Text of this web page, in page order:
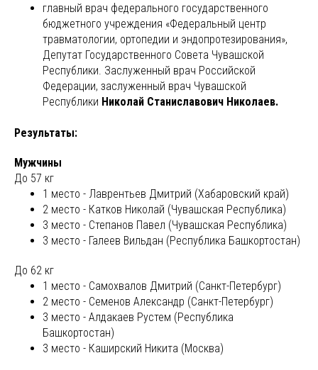
главный врач федерального государственного
бюджетного учреждения «Федеральный центр
травматологии, ортопедии и эндопротезирования»,
Депутат Государственного Совета Чувашской
Республики. Заслуженный врач Российской
Федерации, заслуженный врач Чувашской
Республики Николай Станиславович Николаев.
Результаты:
Мужчины
До 57 кг
1 место - Лаврентьев Дмитрий (Хабаровский край)
2 место - Катков Николай (Чувашская Республика)
3 место - Степанов Павел (Чувашская Республика)
3 место - Галеев Вильдан (Республика Башкортостан)
До 62 кг
1 место - Самохвалов Дмитрий (Санкт-Петербург)
2 место - Семенов Александр (Санкт-Петербург)
3 место - Алдакаев Рустем (Республика
Башкортостан)
3 место - Каширский Никита (Москва)